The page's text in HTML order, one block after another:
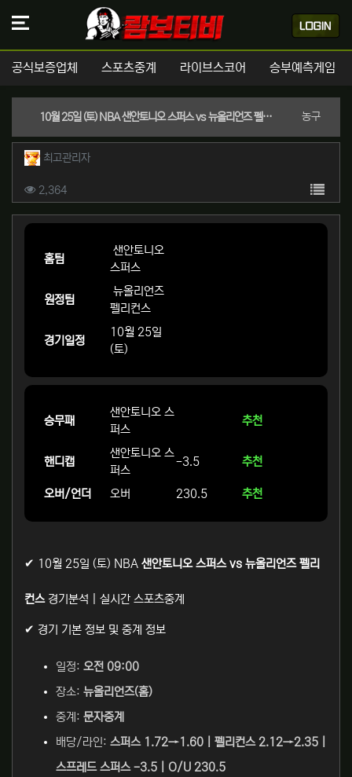
공식보증업체 스포츠중계 라이브스코어 승부예측게임
10월 25일 (토) NBA 샌안토니오 스퍼스 vs 뉴올리언즈 펠리컨스 경기분석 | 실시간 스포츠중계 농구분류
작성자 정보
최고관리자작성
컨텐츠 정보
2,364조회 목록
본문
홈팀
샌안토니오
스퍼스
원정팀
뉴올리언즈
펠리컨스
경기일정
10월 25일
(토)
승무패
샌안토니오 스
퍼스
추천
핸디캡
샌안토니오 스
퍼스
-3.5 추천
오버/언더 오버 230.5 추천
✔ 10월 25일 (토) NBA 샌안토니오 스퍼스 vs 뉴올리언즈 펠리
컨스경기분석 | 실시간 스포츠중계
✔ 경기 기본 정보 및 중계 정보
일정: 오전 09:00
장소: 뉴올리언즈(홈)
중계: 문자중계
배당/라인: 스퍼스 1.72→1.60 | 펠리컨스 2.12→2.35 |
스프레드 스퍼스 -3.5 | O/U 230.5